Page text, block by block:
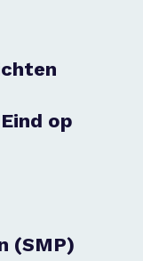
op
(SMP)